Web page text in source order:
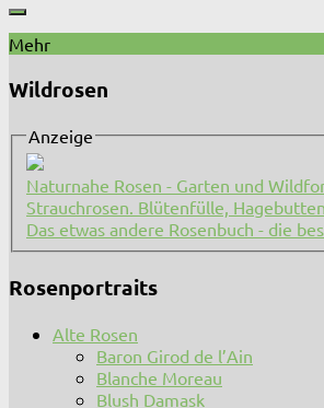
Mehr
Wildrosen
Anzeige
Naturnahe Rosen - Garten und
Strauchrosen. Blütenfülle,
Das etwas andere Rosenbuch - die
Rosenportraits
Alte Rosen
Baron Girod de l’Ain
Blanche Moreau
Blush Damask